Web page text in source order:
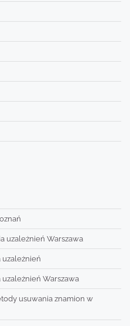
uzależnień Warszawa
uzależnień
Warszawa
usuwania znamion w